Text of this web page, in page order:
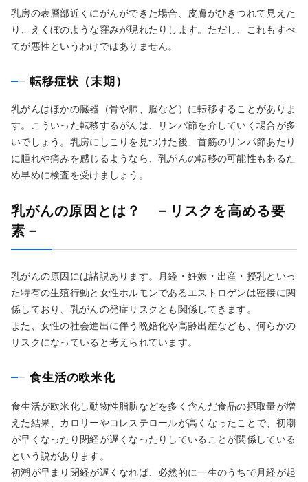
乳房の表層部近くにがんができた場合、皮膚がひきつれて見えた
り、えくぼのような窪みが現れたりします。ただし、これもすべ
てが悪性というわけではありません。
転移症状（末期）
乳がんはほかの臓器（骨や肺、脳など）に転移することがありま
す。こういった転移するがんは、リンパ節を介していく場合が多
いでしょう。乳房にしこりを見つけた後、首筋のリンパ節あたり
に腫れや痛みを感じるようなら、乳がんの転移の可能性もあるた
め早めに検査を受けましょう。
乳がんの原因とは？ －リスクを高める要
素－
乳がんの原因には諸説あります。月経・妊娠・出産・授乳といっ
た特有の生殖行動と女性ホルモンであるエストロゲンは密接に関
係しており、乳がんの発症リスクとも関係してきます。
また、女性の社会進出に伴う晩婚化や高齢出産なども、何らかの
リスクになっていると考えられています。
食生活の欧米化
食生活が欧米化し動物性脂肪などを多く含んだ食品の摂取量が増
えた結果、カロリーやコレステロールが高くなったことで、初潮
が早くなったり閉経が遅くなったりしていることが関係している
という説があります。
初潮が早まり閉経が遅くなれば、必然的に一生のうちで月経が起